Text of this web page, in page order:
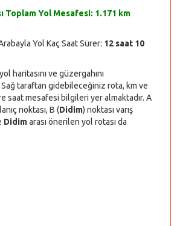
Toplam Yol Mesafesi: 1.171 km
Yol Kaç Saat Sürer: 12 saat 10
haritasını ve güzergahını
taraftan gidebileceğiniz rota, km ve
saat mesafesi bilgileri yer almaktadır. A
noktası, B (Didim) noktası varış
Didimarası önerilen yol rotası da